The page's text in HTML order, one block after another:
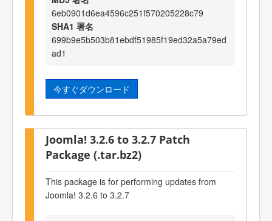
6eb0901d6ea4596c251f570205228c79
SHA1 署名
699b9e5b503b81ebdf51985f19ed32a5a79ed
ad1
今すぐダウンロード
Joomla! 3.2.6 to 3.2.7 Patch
Package (.tar.bz2)
This package is for performing updates from
Joomla! 3.2.6 to 3.2.7